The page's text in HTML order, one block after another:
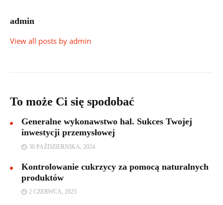
admin
View all posts by admin
To może Ci się spodobać
Generalne wykonawstwo hal. Sukces Twojej
inwestycji przemysłowej
30 PAŹDZIERNIKA, 2024
Kontrolowanie cukrzycy za pomocą naturalnych
produktów
2 CZERWCA, 2023